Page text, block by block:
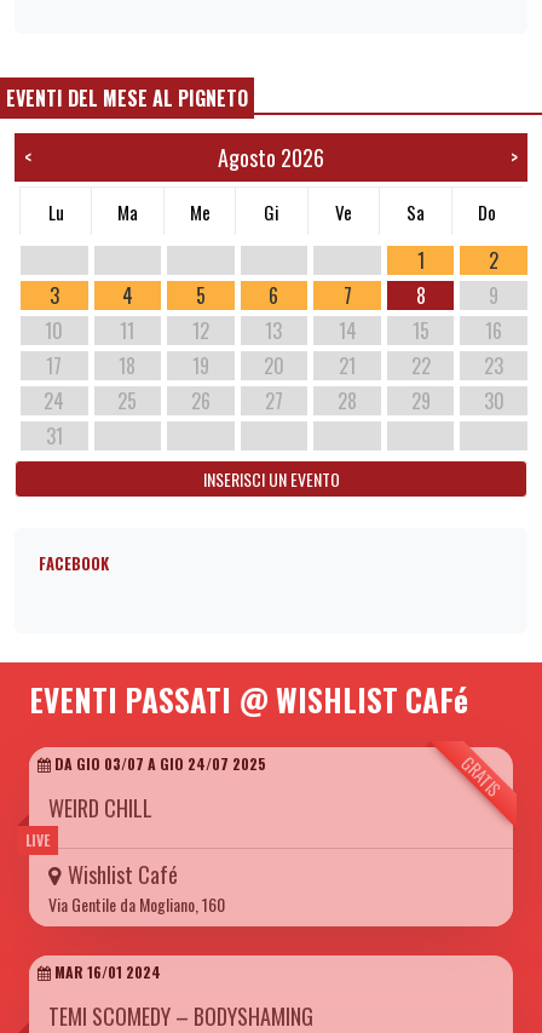
EVENTI DEL MESE AL PIGNETO
< Agosto 2026 >
Lu Ma Me Gi Ve Sa Do
1
2
3
4 5 6 7 8
9
10
11 12 13 14 15
16
17
18 19 20 21 22
23
24
25 26 27 28 29
30
31
INSERISCI UN EVENTO
FACEBOOK
EVENTI PASSATI @ WISHLIST CAFé
LIVE
GRATIS
DA GIO 03/07 A GIO 24/07 2025
WEIRD CHILL
Wishlist Café
Via Gentile da Mogliano, 160
MAR 16/01 2024
TEMI SCOMEDY – BODYSHAMING